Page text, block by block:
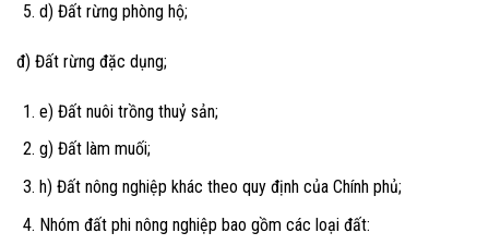
d) Đất rừng phòng hộ;
đ) Đất rừng đặc dụng;
e) Đất nuôi trồng thuỷ sản;
g) Đất làm muối;
h) Đất nông nghiệp khác theo quy định của Chính phủ;
Nhóm đất phi nông nghiệp bao gồm các loại đất: